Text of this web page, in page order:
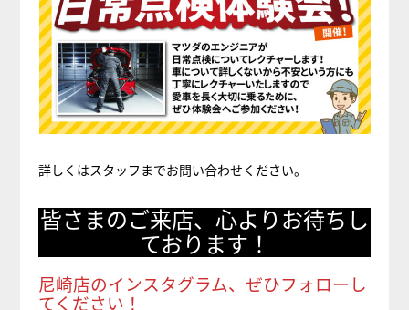
詳しくはスタッフまでお問い合わせください。
皆さまのご来店、心よりお待ちし
ております！
尼崎店のインスタグラム、ぜひフォローし
てください！